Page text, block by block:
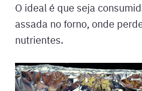
O ideal é que seja
assada no forno, onde
nutrientes.